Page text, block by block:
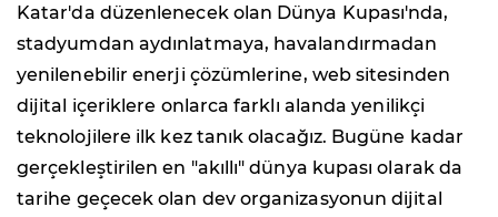
Katar'da düzenlenecek olan Dünya Kupası'nda,
stadyumdan aydınlatmaya, havalandırmadan
yenilenebilir enerji çözümlerine, web sitesinden
dijital içeriklere onlarca farklı alanda yenilikçi
teknolojilere ilk kez tanık olacağız. Bugüne kadar
gerçekleştirilen en "akıllı" dünya kupası olarak da
tarihe geçecek olan dev organizasyonun dijital